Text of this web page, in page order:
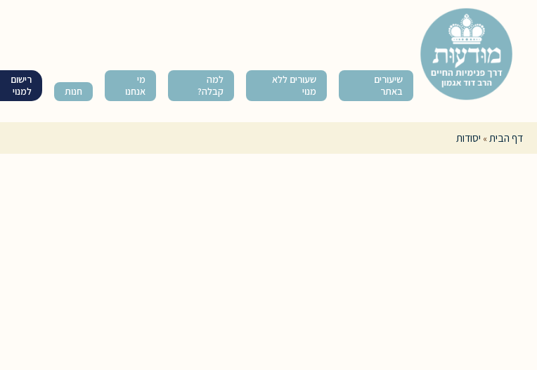
שיעורים
באתר
שעורים ללא
מנוי
למה
קבלה?
מי
אנחנו
חנות
רישום
למנוי
דף הבית» יסודות